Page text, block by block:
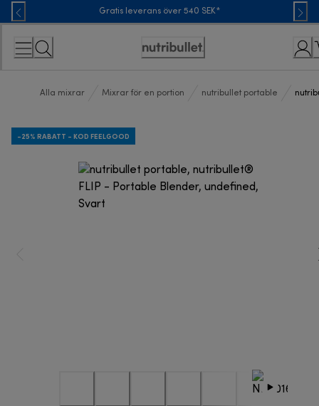
Skip
to
Content
Gratis leverans över 540 SEK*
Accessibility
Alla mixrar Mixrar för en portion nutribullet portable
-25% RABATT - KOD FEELGOOD